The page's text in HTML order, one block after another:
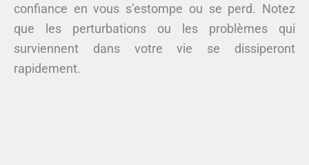
confiance en vous s’estompe ou se perd. Notez
que les perturbations ou les problèmes qui
surviennent dans votre vie se dissiperont
rapidement.